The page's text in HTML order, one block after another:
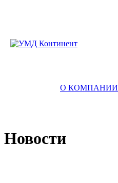
О КОМПАНИИ
Новости